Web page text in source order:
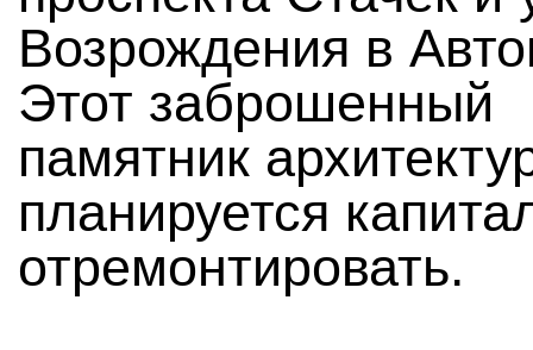
Возрождения в
Этот заброшенный
памятник
планируется
отремонтировать.